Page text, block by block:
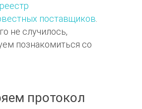
реестр
поставщиков.
не случилось,
познакомиться со
протокол